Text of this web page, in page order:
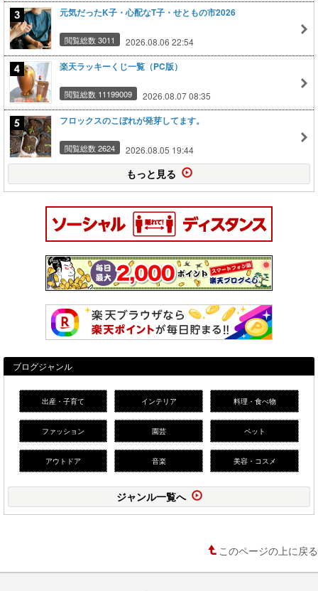
元気だったK子・心配なT子・せともの市2026
閲覧総数 3011 2026.08.06 22:54
楽天ラッキーくじ一覧（PC版）
閲覧総数 11199009 2026.08.07 08:35
フロックスのこぼれが発芽してます。
閲覧総数 2624 2026.08.05 19:44
もっと見る
ブログジャンル
出産・子育て インテリア 料理・食べ物
ファッション 園芸 ペット
アウトドア 音楽 美容・コスメ
ジャンル一覧へ
このページの上に戻る